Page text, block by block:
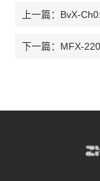
上一篇： BvX-
下一篇： MFX-